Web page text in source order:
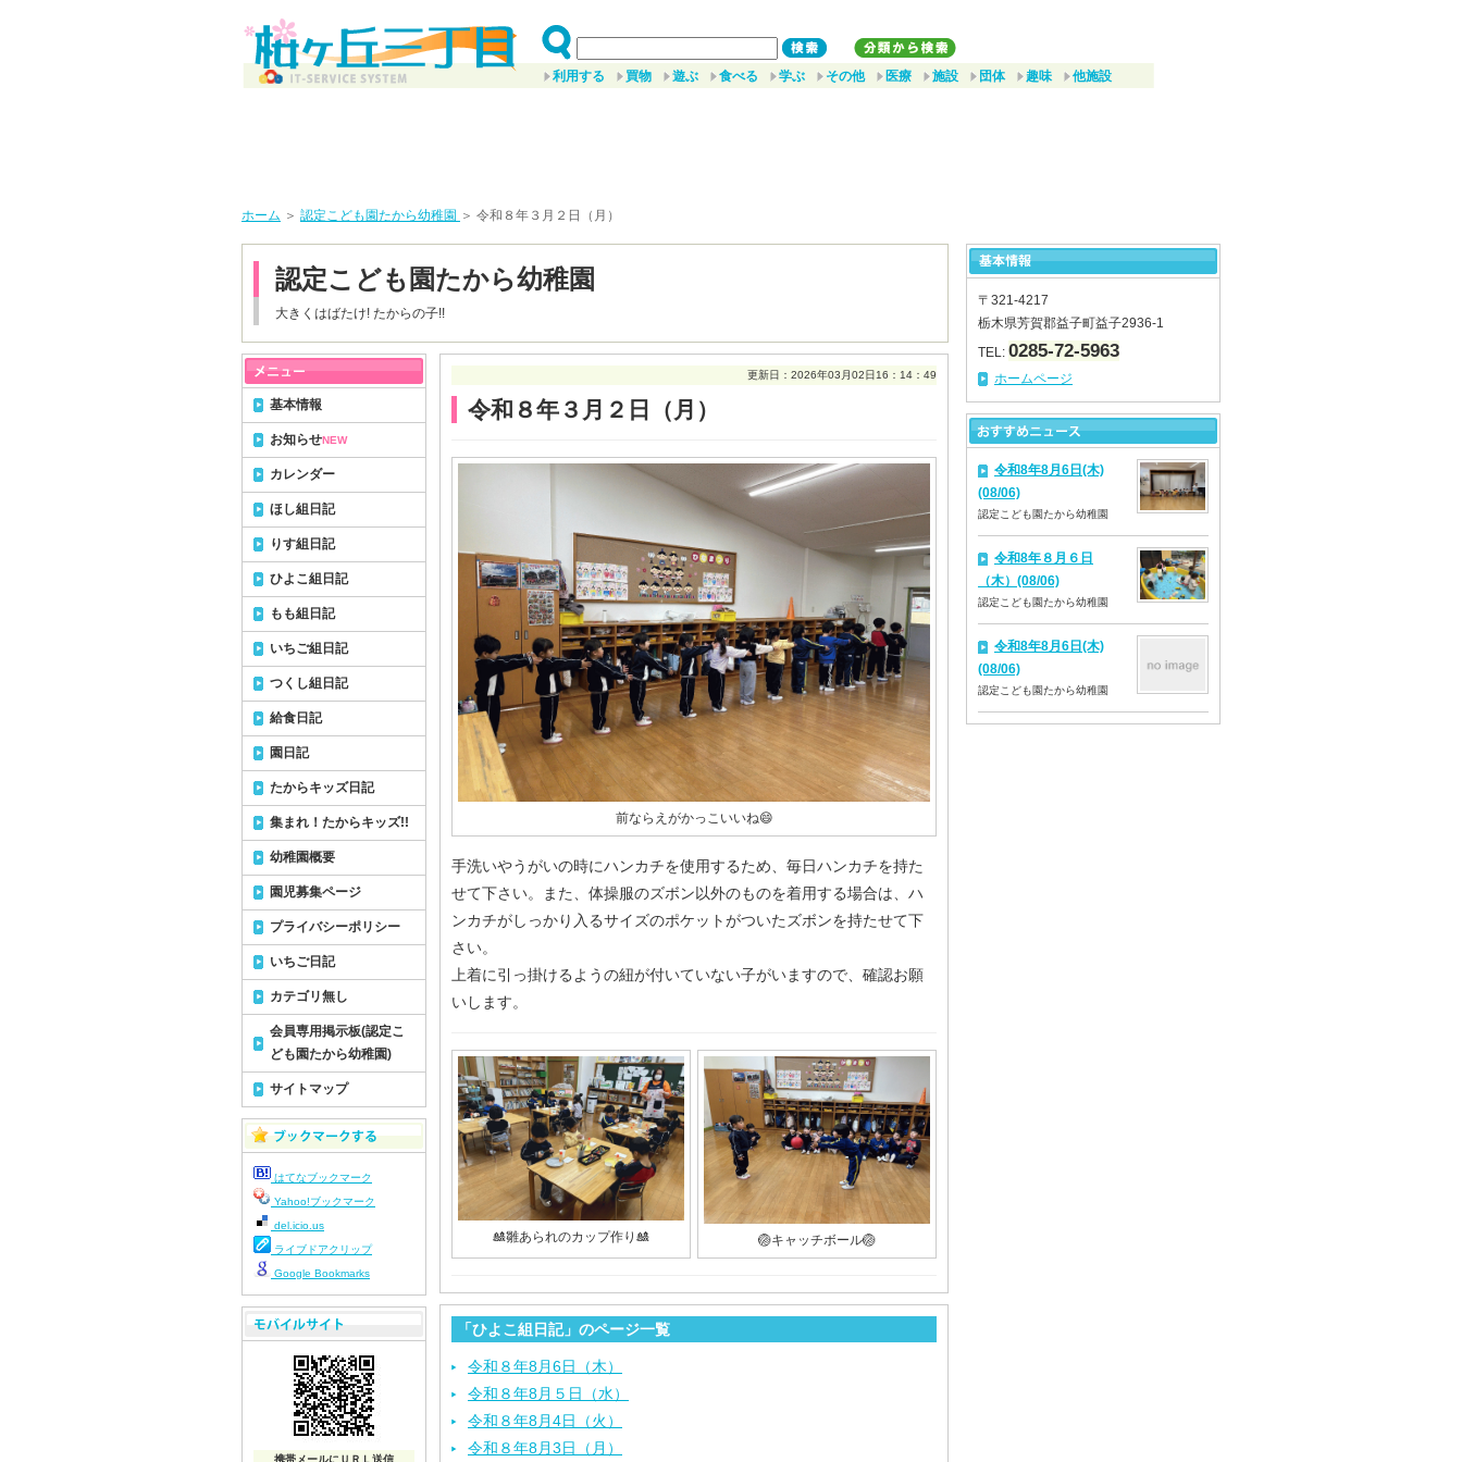
利用する 買物 遊ぶ 食べる 学ぶ その他 医療 施設 団体 趣味 他施設
ホーム ＞ 認定こども園たから幼稚園 ＞ 令和８年３月２日（月）
認定こども園たから幼稚園
大きくはばたけ! たからの子!!
更新日：2026年03月02日16：14：49
令和８年３月２日（月）
前ならえがかっこいいね😄
手洗いやうがいの時にハンカチを使用するため、毎日ハンカチを持た
せて下さい。また、体操服のズボン以外のものを着用する場合は、ハ
ンカチがしっかり入るサイズのポケットがついたズボンを持たせて下
さい。
上着に引っ掛けるようの紐が付いていない子がいますので、確認お願
いします。
🎎雛あられのカップ作り🎎 🏐キャッチボール🏐
「ひよこ組日記」のページ一覧
令和８年8月6日（木）
令和８年8月５日（水）
令和８年8月4日（火）
令和８年8月3日（月）
基本情報
お知らせNEW
カレンダー
ほし組日記
りす組日記
ひよこ組日記
もも組日記
いちご組日記
つくし組日記
給食日記
園日記
たからキッズ日記
集まれ！たからキッズ!!
幼稚園概要
園児募集ページ
プライバシーポリシー
いちご日記
カテゴリ無し
会員専用掲示板(認定こ
ども園たから幼稚園)
サイトマップ
はてなブックマーク
Yahoo!ブックマーク
del.icio.us
ライブドアクリップ
Google Bookmarks
携帯メールにＵＲＬ送信
〒321-4217
栃木県芳賀郡益子町益子2936-1
TEL: 0285-72-5963
ホームページ
令和8年8月6日(木)
(08/06)
認定こども園たから幼稚園
令和8年８月６日
（木）(08/06)
認定こども園たから幼稚園
令和8年8月6日(木)
(08/06)
認定こども園たから幼稚園